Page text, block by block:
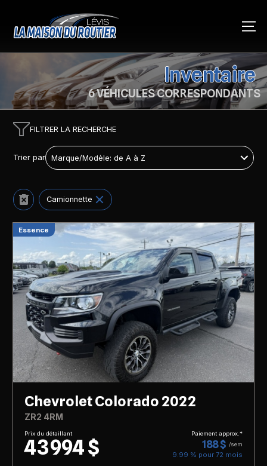
Inventaire
6 VÉHICULES CORRESPONDANTS
FILTRER LA RECHERCHE
Trier par
Camionnette
Essence
Chevrolet Colorado 2022
ZR2 4RM
Prix du détaillant
43 994 $
Paiement approx.*
188 $ /sem
9.99 % pour 72 mois